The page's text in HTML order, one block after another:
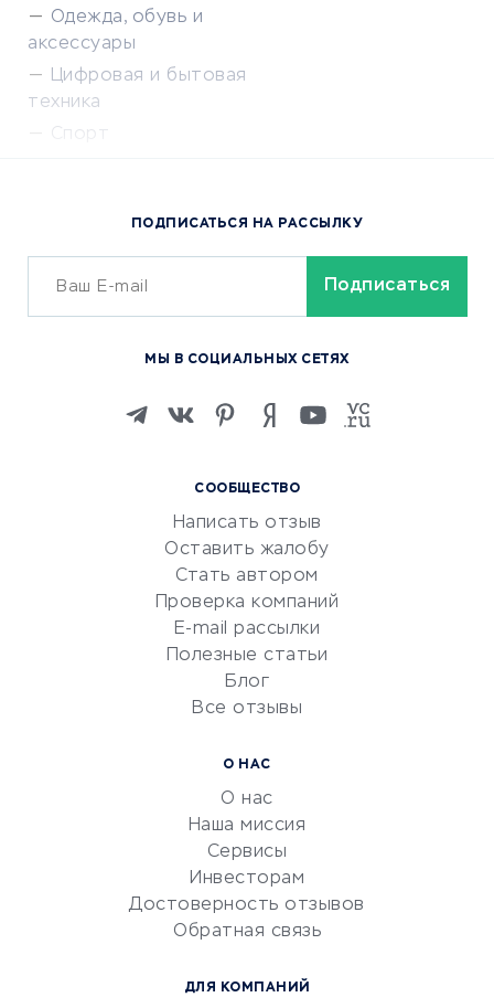
Одежда, обувь и
аксессуары
Цифровая и бытовая
техника
Спорт
Сервисы доставки
ОБУЧЕНИЕ И РАБОТА
Изучение иностранных
Маркетинг и продажи
Репетиторство
Красота и здоровье
Сервисы по поиску работы
Сетевой маркетинг
УСЛУГИ ДЛЯ БИЗНЕСА
документооборот
Юридические компании
СООБЩЕСТВО
Написать отзыв
Оставить жалобу
Стать автором
Проверка компаний
E-mail рассылки
Полезные статьи
Блог
Все отзывы
О НАС
О нас
Наша миссия
Сервисы
Инвесторам
Достоверность отзывов
Обратная связь
ДЛЯ КОМПАНИЙ
ПОДПИСАТЬСЯ НА РАССЫЛКУ
МЫ В СОЦИАЛЬНЫХ СЕТЯХ